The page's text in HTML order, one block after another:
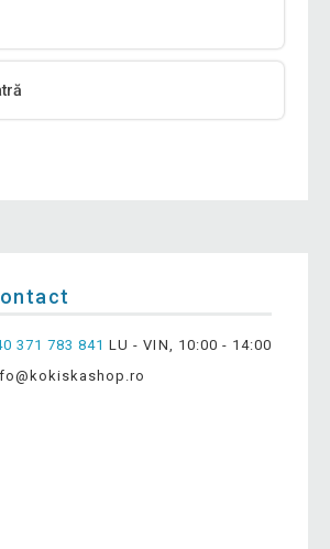
371 783 841 LU - VIN, 10:00 - 14:00